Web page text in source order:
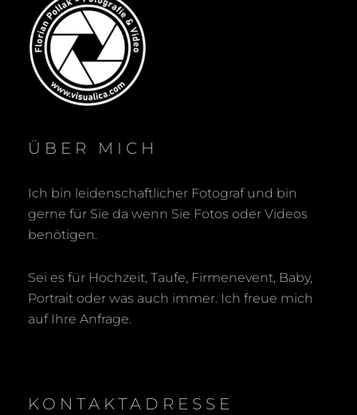
ÜBER MICH
Ich bin leidenschaftlicher Fotograf und bin
gerne für Sie da wenn Sie Fotos oder Videos
benötigen.
Sei es für Hochzeit, Taufe, Firmenevent, Baby,
Portrait oder was auch immer. Ich freue mich
auf Ihre Anfrage.
KONTAKTADRESSE